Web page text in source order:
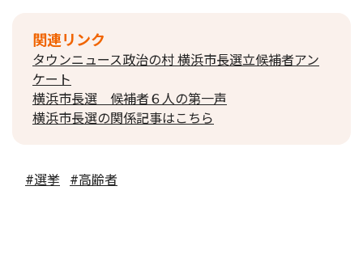
関連リンク
タウンニュース政治の村 横浜市長選立候補者アン
ケート
横浜市長選 候補者６人の第一声
横浜市長選の関係記事はこちら
#選挙 #高齢者